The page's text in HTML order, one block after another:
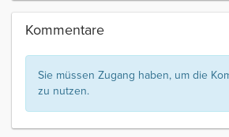
Kommentare
Sie müssen Zugang haben, um die
zu nutzen.